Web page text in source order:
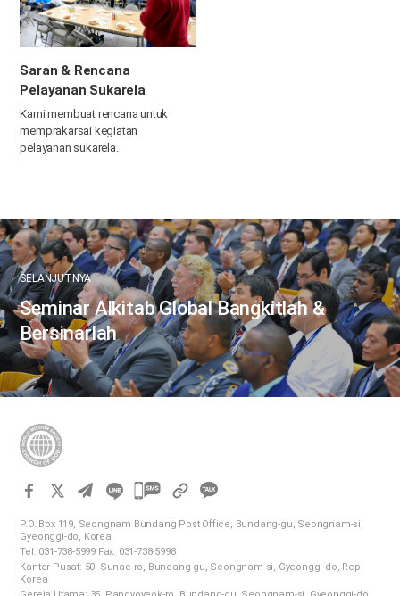
Saran & Rencana
Pelayanan Sukarela
Kami membuat rencana untuk
memprakarsai kegiatan
pelayanan sukarela.
SELANJUTNYA
Seminar Alkitab Global Bangkitlah &
Bersinarlah
카
오
공
P.O. Box 119, Seongnam Bundang Post Office, Bundang-gu, Seongnam-si,
Gyeonggi-do, Korea
Tel. 031-738-5999 Fax. 031-738-5998
Kantor Pusat: 50, Sunae-ro, Bundang-gu, Seongnam-si, Gyeonggi-do, Rep.
Korea